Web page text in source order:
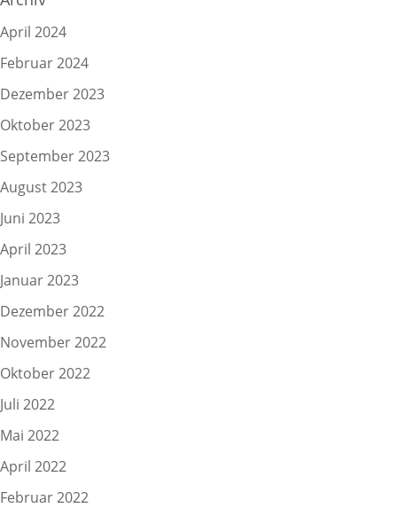
April 2024
Februar 2024
Dezember 2023
Oktober 2023
September 2023
August 2023
Juni 2023
April 2023
Januar 2023
Dezember 2022
November 2022
Oktober 2022
Juli 2022
Mai 2022
April 2022
Februar 2022